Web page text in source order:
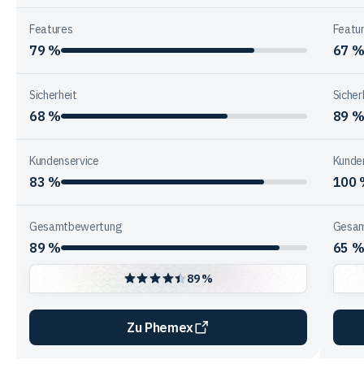
Features
79 % 67 %
Sicherheit
68 % 89 %
Kundenservice
83 % 100
Gesamtbewertung
89 %
89 %
Zu Phemex
65 %